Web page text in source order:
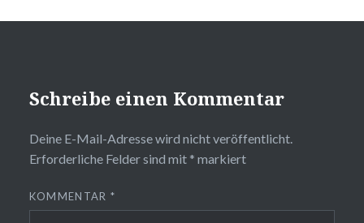
Schreibe einen Kommentar
Deine E-Mail-Adresse wird nicht veröffentlicht.
Erforderliche Felder sind mit * markiert
KOMMENTAR *